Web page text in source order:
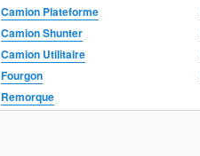
Camion Plateforme
Camion Shunter
Camion Utilitaire
Fourgon
Remorque